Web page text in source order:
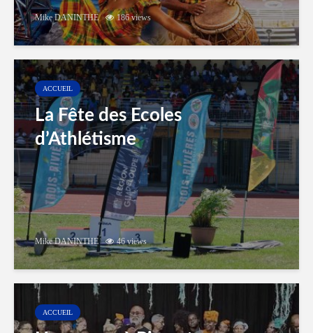
Mike DANINTHE 186 views
ACCUEIL
La Fête des Ecoles
d’Athlétisme
Mike DANINTHE 46 views
ACCUEIL